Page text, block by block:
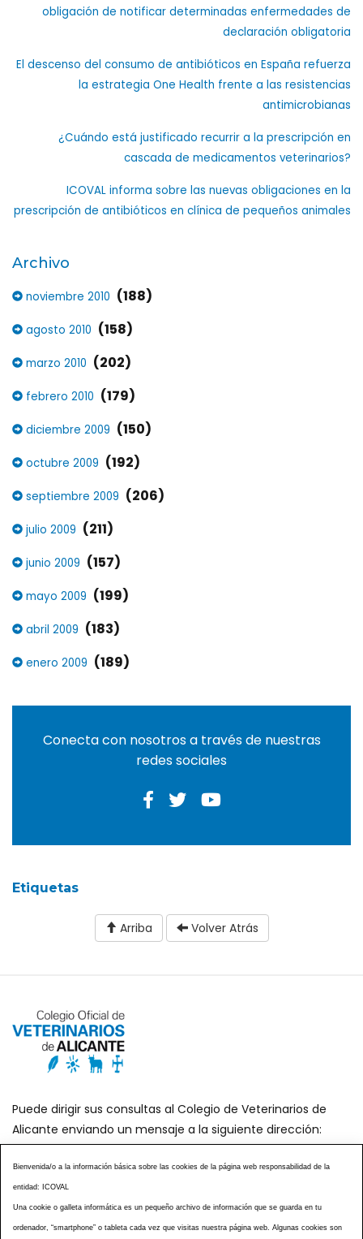
obligación de notificar determinadas enfermedades de
declaración obligatoria
El descenso del consumo de antibióticos en España refuerza
la estrategia One Health frente a las resistencias
antimicrobianas
¿Cuándo está justificado recurrir a la prescripción en
cascada de medicamentos veterinarios?
ICOVAL informa sobre las nuevas obligaciones en la
prescripción de antibióticos en clínica de pequeños animales
Archivo
noviembre 2010 (188)
agosto 2010 (158)
marzo 2010 (202)
febrero 2010 (179)
diciembre 2009 (150)
octubre 2009 (192)
septiembre 2009 (206)
julio 2009 (211)
junio 2009 (157)
mayo 2009 (199)
abril 2009 (183)
enero 2009 (189)
Conecta con nosotros a través de nuestras
redes sociales
Etiquetas
Arriba Volver Atrás
Puede dirigir sus consultas al Colegio de Veterinarios de
Alicante enviando un mensaje a la siguiente dirección:
secretaria@icoval.org
¿SABÍAS QUÉ?
CENTROS VETERINARIOS
TABLÓN ANUNCIOS
Bienvenida/o a la información básica sobre las cookies de la página web responsabilidad de la
entidad: ICOVAL
Una cookie o galleta informática es un pequeño archivo de información que se guarda en tu
ordenador, “smartphone” o tableta cada vez que visitas nuestra página web. Algunas cookies son